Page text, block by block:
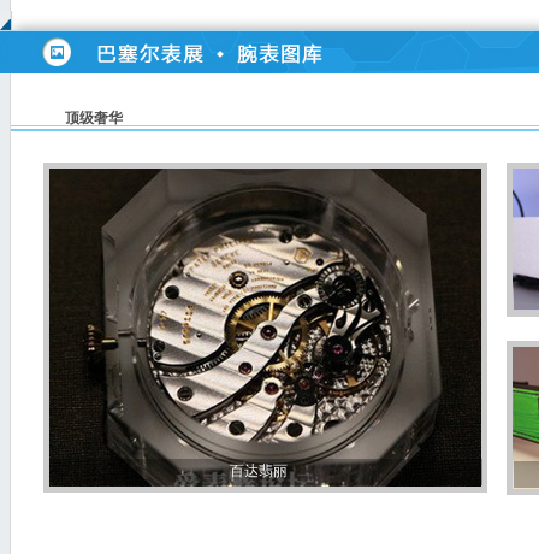
2013年巴塞尔钟表展爱玛仕经典腕表视频详解1
2013巴塞尔表展宝珀新款蛇表视频详解
2013年巴塞尔钟表展时度表新品讲解--爱表族
2013年巴塞尔钟表展时度表新品讲解--爱表族
2013年巴塞尔钟表展时度表新品讲解--爱表族
2013年巴塞尔表展宝珀新款腕表视频讲解
2013年巴塞尔表展宝珀新款腕表视频讲解
2013年巴塞尔钟表展时度表新品讲解--爱表族
2013年巴塞尔表展雅典新款腕表视频--爱表族
2013年巴塞尔表展记者中心视频--爱表族
2013年巴塞尔表展场馆外观视频
顶级奢华
百达翡丽